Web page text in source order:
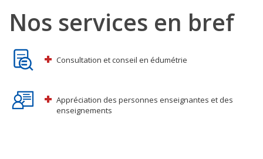
Nos services en bref
Consultation et conseil en édumétrie
Appréciation des personnes enseignantes et des
enseignements